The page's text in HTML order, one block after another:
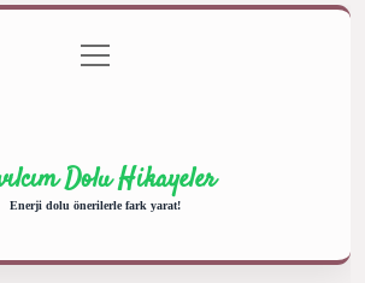
Gizlilik Politikası
menüyü
aç
Dolu Hikayeler
Enerji dolu önerilerle fark yarat!